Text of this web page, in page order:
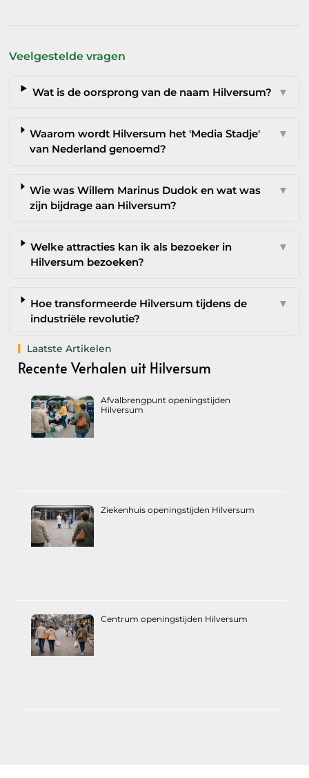
Veelgestelde vragen
Wat is de oorsprong van de naam Hilversum? ▼
Waarom wordt Hilversum het 'Media Stadje'
van Nederland genoemd?
▼
Wie was Willem Marinus Dudok en wat was
zijn bijdrage aan Hilversum?
▼
Welke attracties kan ik als bezoeker in
Hilversum bezoeken?
▼
Hoe transformeerde Hilversum tijdens de
industriële revolutie?
▼
Laatste Artikelen
Recente Verhalen uit Hilversum
Afvalbrengpunt openingstijden
Hilversum
Ziekenhuis openingstijden Hilversum
Centrum openingstijden Hilversum